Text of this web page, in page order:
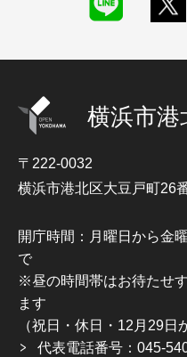
横浜市港
〒222-0032
横浜市港北区大豆戸町26
開庁時間：月曜日から金
で
※昼の時間帯はお待たせ
ます
（祝日・休日・12月29日
代表電話番号：045-